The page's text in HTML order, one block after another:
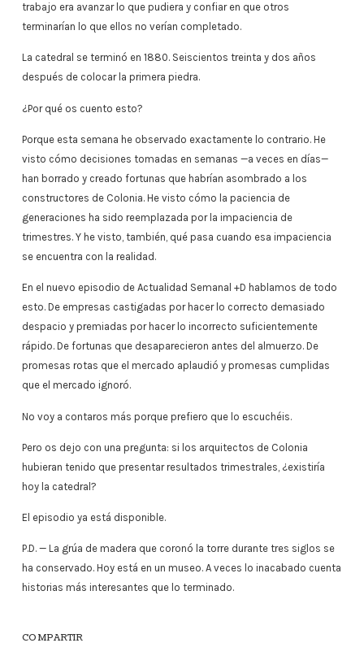
trabajo era avanzar lo que pudiera y confiar en que otros
terminarían lo que ellos no verían completado.
La catedral se terminó en 1880. Seiscientos treinta y dos años
después de colocar la primera piedra.
¿Por qué os cuento esto?
Porque esta semana he observado exactamente lo contrario. He
visto cómo decisiones tomadas en semanas —a veces en días—
han borrado y creado fortunas que habrían asombrado a los
constructores de Colonia. He visto cómo la paciencia de
generaciones ha sido reemplazada por la impaciencia de
trimestres. Y he visto, también, qué pasa cuando esa impaciencia
se encuentra con la realidad.
En el nuevo episodio de Actualidad Semanal +D hablamos de todo
esto. De empresas castigadas por hacer lo correcto demasiado
despacio y premiadas por hacer lo incorrecto suficientemente
rápido. De fortunas que desaparecieron antes del almuerzo. De
promesas rotas que el mercado aplaudió y promesas cumplidas
que el mercado ignoró.
No voy a contaros más porque prefiero que lo escuchéis.
Pero os dejo con una pregunta: si los arquitectos de Colonia
hubieran tenido que presentar resultados trimestrales, ¿existiría
hoy la catedral?
El episodio ya está disponible.
P.D. — La grúa de madera que coronó la torre durante tres siglos se
ha conservado. Hoy está en un museo. A veces lo inacabado cuenta
historias más interesantes que lo terminado.
COMPARTIR